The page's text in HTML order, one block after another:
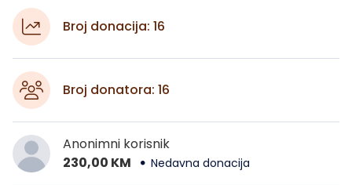
Broj donacija: 16
Broj donatora: 16
Anonimni korisnik
230,00 KM
Nedavna donacija